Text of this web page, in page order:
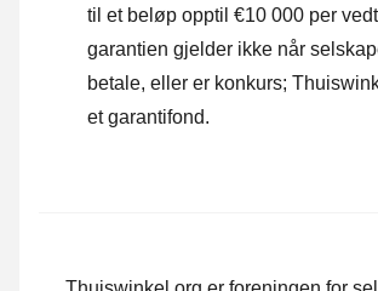
til et beløp opptil €10 000 per
garantien gjelder ikke når
betale, eller er konkurs;
et garantifond.